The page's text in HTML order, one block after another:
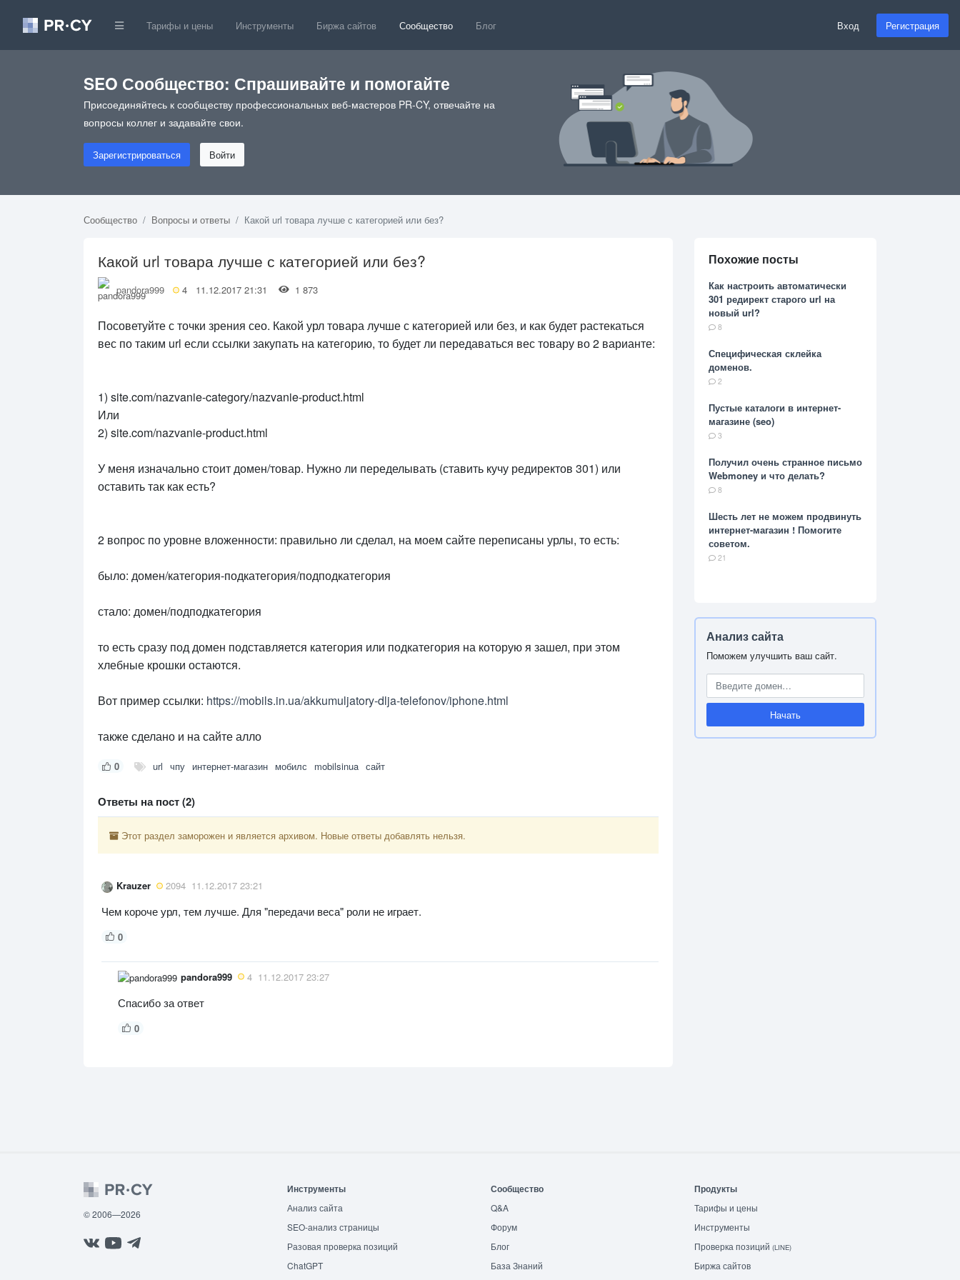
Тарифы и цены Инструменты Биржа сайтов Сообщество Блог Вход Регистрация
SEO Сообщество: Спрашивайте и помогайте
Присоединяйтесь к сообществу профессиональных веб-мастеров PR-CY, отвечайте на
вопросы коллег и задавайте свои.
Зарегистрироваться Войти
Сообщество Вопросы и ответы Какой url товара лучше с категорией или без?
Какой url товара лучше с категорией или без?
pandora999 4 11.12.2017 21:31 1 873
Посоветуйте с точки зрения сео. Какой урл товара лучше с категорией или без, и как будет растекаться
вес по таким url если ссылки закупать на категорию, то будет ли передаваться вес товару во 2 варианте:
1) site.com/nazvanie-category/nazvanie-product.html
Или
2) site.com/nazvanie-product.html
У меня изначально стоит домен/товар. Нужно ли переделывать (ставить кучу редиректов 301) или
оставить так как есть?
2 вопрос по уровне вложенности: правильно ли сделал, на моем сайте переписаны урлы, то есть:
было: домен/категория-подкатегория/подподкатегория
стало: домен/подподкатегория
то есть сразу под домен подставляется категория или подкатегория на которую я зашел, при этом
хлебные крошки остаются.
Вот пример ссылки: https://mobils.in.ua/akkumuljatory-dlja-telefonov/iphone.html
также сделано и на сайте алло
0 url чпу интернет-магазин мобилс mobilsinua сайт
Ответы на пост (2)
Этот раздел заморожен и является архивом. Новые ответы добавлять нельзя.
Krauzer 2094 11.12.2017 23:21
Чем короче урл, тем лучше. Для "передачи веса" роли не играет.
0
pandora999 4 11.12.2017 23:27
Спасибо за ответ
0
Похожие посты
Как настроить автоматически
301 редирект старого url на
новый url?
8
Специфическая склейка
доменов.
2
Пустые каталоги в интернет-
магазине (seo)
3
Получил очень странное письмо
Webmoney и что делать?
8
Шесть лет не можем продвинуть
интернет-магазин ! Помогите
советом.
21
Анализ сайта
Поможем улучшить ваш сайт.
Начать
© 2006—2026
Инструменты
Анализ сайта
SEO-анализ страницы
Разовая проверка позиций
ChatGPT
Сообщество
Q&A
Форум
Блог
База Знаний
Продукты
Тарифы и цены
Инструменты
Проверка позиций (LINE)
Биржа сайтов